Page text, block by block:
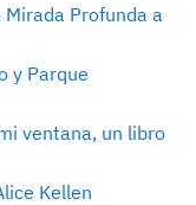
Mirada Profunda a
y Parque
ventana, un libro
Kellen